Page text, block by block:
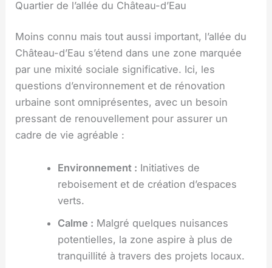
Quartier de l’allée du Château-d’Eau
Moins connu mais tout aussi important, l’allée du
Château-d’Eau s’étend dans une zone marquée
par une mixité sociale significative. Ici, les
questions d’environnement et de rénovation
urbaine sont omniprésentes, avec un besoin
pressant de renouvellement pour assurer un
cadre de vie agréable :
Environnement : Initiatives de
reboisement et de création d’espaces
verts.
Calme : Malgré quelques nuisances
potentielles, la zone aspire à plus de
tranquillité à travers des projets locaux.